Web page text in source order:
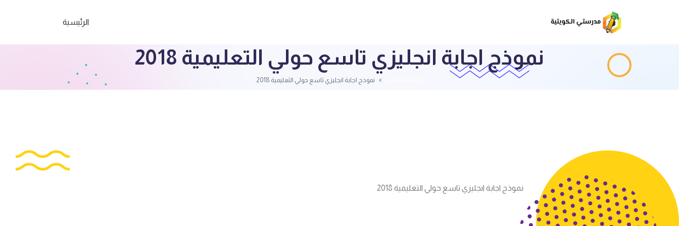
الرئيسية
نموذج اجابة انجليزي تاسع حولي التعليمية 2018
نموذج اجابة انجليزي تاسع حولي التعليمية 2018
نموذج اجابة انجليزي تاسع حولي التعليمية 2018